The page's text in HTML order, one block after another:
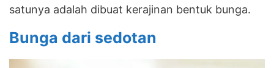
satunya adalah dibuat kerajinan bentuk bunga.
Bunga dari sedotan